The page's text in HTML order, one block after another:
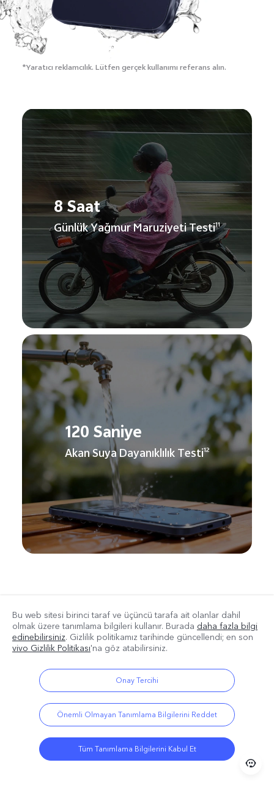
*Yaratıcı reklamcılık.Lütfen gerçek kullanımı referans alın.
8 Saat
Günlük Yağmur Maruziyeti Testi11
120 Saniye
Akan Suya Dayanıklılık Testi12
Genişletilmiş RAM.
Depolama Alanı İki
Katına Çıkarıldı.
Bu web sitesi birinci taraf ve üçüncü tarafa ait olanlar dahil
olmak üzere tanımlama bilgileri kullanır. Burada daha fazla bilgi
edinebilirsiniz. Gizlilik politikamıztarihinde güncellendi; en son
vivo Gizlilik Politikası'na göz atabilirsiniz.
Onay Tercihi
Önemli Olmayan Tanımlama Bilgilerini Reddet
Tüm Tanımlama Bilgilerini Kabul Et